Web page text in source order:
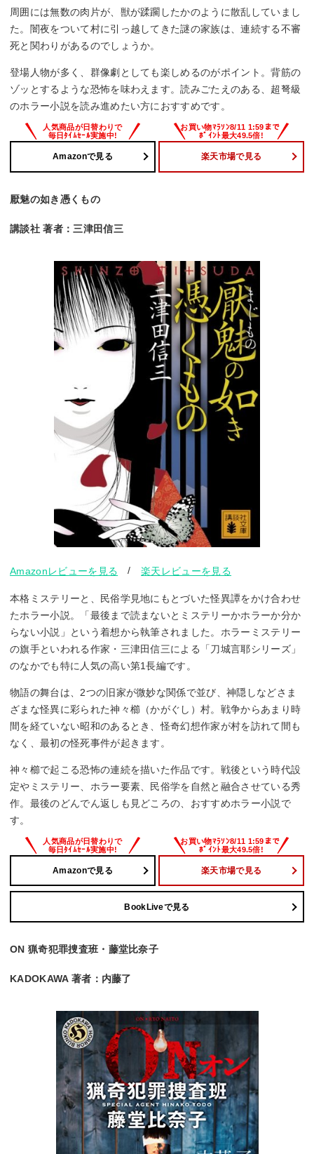
周囲には無数の肉片が、獣が蹂躙したかのように散乱していまし
た。闇夜をついて村に引っ越してきた謎の家族は、連続する不審
死と関わりがあるのでしょうか。
登場人物が多く、群像劇としても楽しめるのがポイント。背筋の
ゾッとするような恐怖を味わえます。読みごたえのある、超弩級
のホラー小説を読み進めたい方におすすめです。
Amazonで見る 楽天市場で見る
厭魅の如き憑くもの
講談社 著者：三津田信三
Amazonレビューを見る /楽天レビューを見る
本格ミステリーと、民俗学見地にもとづいた怪異譚をかけ合わせ
たホラー小説。「最後まで読まないとミステリーかホラーか分か
らない小説」という着想から執筆されました。ホラーミステリー
の旗手といわれる作家・三津田信三による「刀城言耶シリーズ」
のなかでも特に人気の高い第1長編です。
物語の舞台は、2つの旧家が微妙な関係で並び、神隠しなどさま
ざまな怪異に彩られた神々櫛（かがぐし）村。戦争からあまり時
間を経ていない昭和のあるとき、怪奇幻想作家が村を訪れて間も
なく、最初の怪死事件が起きます。
神々櫛で起こる恐怖の連続を描いた作品です。戦後という時代設
定やミステリー、ホラー要素、民俗学を自然と融合させている秀
作。最後のどんでん返しも見どころの、おすすめホラー小説で
す。
Amazonで見る 楽天市場で見る
BookLiveで見る
ON 猟奇犯罪捜査班・藤堂比奈子
KADOKAWA 著者：内藤了